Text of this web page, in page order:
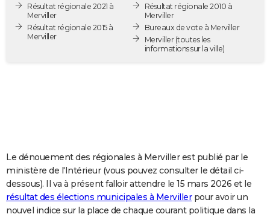
Destinations
City break
Voyage nature
Voyage de noces
Forum
PHOTO
GUIDES D'ACHAT
COPAINS D'AVANT
S'inscrire
Se connecter
Lycées
Collèges
Primaires
Universités
Entreprises
Service militaire
Avis de recherche
AVIS DE DÉCÈS
FORUM
Résultat régionale 2021 à
Merviller
Résultat régionale 2015 à
Merviller
Résultat régionale 2010 à
Merviller
Bureaux de vote à Merviller
Merviller(toutes les
informations sur la ville)
Le dénouement des régionales à Merviller est publié par le
ministère de l'Intérieur (vous pouvez consulter le détail ci-
dessous). Il va à présent falloir attendre le 15 mars 2026 et le
résultat des élections municipales à Mervillerpour avoir un
nouvel indice sur la place de chaque courant politique dans la